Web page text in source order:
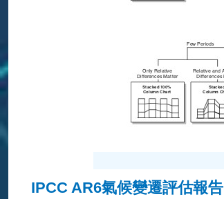
IPCC AR6氣候變遷評估報告